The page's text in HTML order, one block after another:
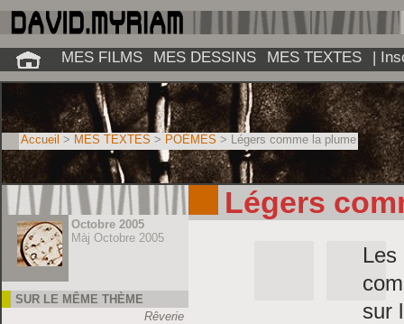
Octobre 2005
Màj Octobre 2005
SUR LE MÊME THÈME
Rêverie
Légers
Les
sur
Accueil > MES TEXTES > POÈMES > Légers comme la plume
MES FILMS MES DESSINS MES TEXTES |